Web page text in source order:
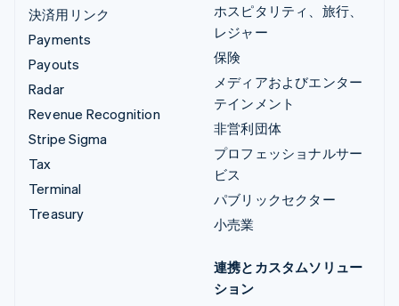
決済用リンク
Payments
Payouts
Radar
Revenue Recognition
Stripe Sigma
Tax
Terminal
Treasury
ホスピタリティ、旅行、
レジャー
保険
メディアおよびエンター
テインメント
非営利団体
プロフェッショナルサー
ビス
パブリックセクター
小売業
連携とカスタムソリュー
ション